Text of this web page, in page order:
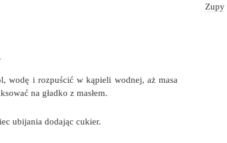
wodę i rozpuścić w kąpieli wodnej, aż masa
na gładko z masłem.
ubijania dodając cukier.
Zupy